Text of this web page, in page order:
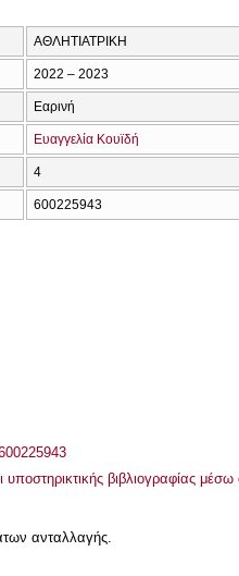
ΑΘΛΗΤΙΑΤΡΙΚΗ
2022 – 2023
Εαρινή
Ευαγγελία Κουϊδή
4
600225943
βιβλιογραφίας
ανταλλαγής.